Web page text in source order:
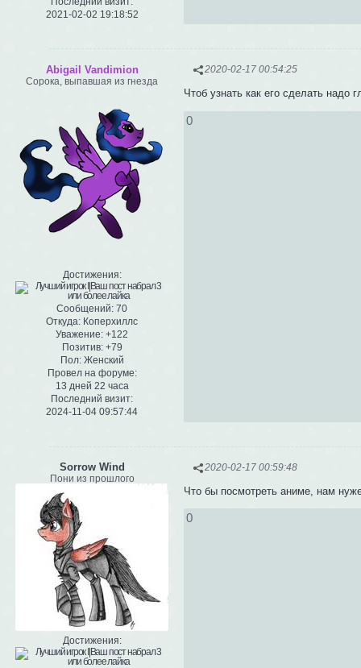
2021-02-02 19:18:52
2020-02-17 00:54:25
Abigail Vandimion
Сорока, выпавшая из гнезда
Достижения:
Сообщений: 70
Откуда: Коперхиллс
Уважение: +122
Позитив: +79
Пол:Женский
Провел на форуме:
13 дней 22 часа
Последний визит:
2024-11-04 09:57:44
Чтоб узнать как его сделать надо
0
2020-02-17 00:59:48
Sorrow Wind
Пони из прошлого
Достижения:
Что бы посмотреть аниме, нам
0